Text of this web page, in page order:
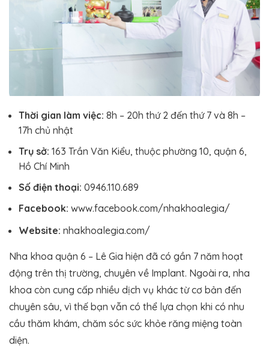
Thời gian làm việc: 8h – 20h thứ 2 đến thứ 7 và 8h –
17h chủ nhật
Trụ sở: 163 Trần Văn Kiểu, thuộc phường 10, quận 6,
Hồ Chí Minh
Số điện thoại: 0946.110.689
Facebook: www.facebook.com/nhakhoalegia/
Website: nhakhoalegia.com/
Nha khoa quận 6 – Lê Gia hiện đã có gần 7 năm hoạt
động trên thị trường, chuyên về Implant. Ngoài ra, nha
khoa còn cung cấp nhiều dịch vụ khác từ cơ bản đến
chuyên sâu, vì thế bạn vẫn có thể lựa chọn khi có nhu
cầu thăm khám, chăm sóc sức khỏe răng miệng toàn
diện.